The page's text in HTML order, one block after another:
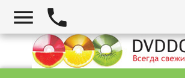
 